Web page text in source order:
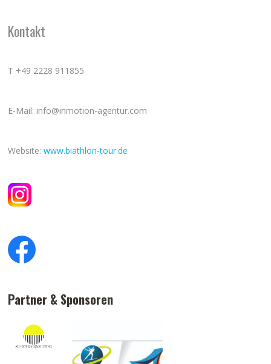
Kontakt
T +49 2228 911855
E-Mail: info@inmotion-agentur.com
Website:www.biathlon-tour.de
Partner & Sponsoren